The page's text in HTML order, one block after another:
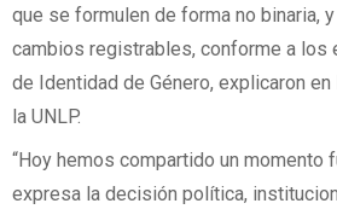
que se formulen de forma no binaria,
cambios registrables, conforme a los
de Identidad de Género, explicaron
la UNLP.
“Hoy hemos compartido un momento
expresa la decisión política,